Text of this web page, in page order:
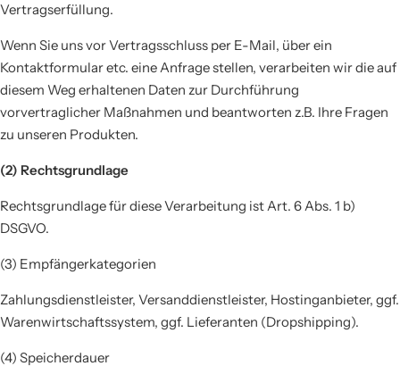
Vertragserfüllung.
Wenn Sie uns vor Vertragsschluss per E-Mail, über ein
Kontaktformular etc. eine Anfrage stellen, verarbeiten wir die auf
diesem Weg erhaltenen Daten zur Durchführung
vorvertraglicher Maßnahmen und beantworten z.B. Ihre Fragen
zu unseren Produkten.
(2) Rechtsgrundlage
Rechtsgrundlage für diese Verarbeitung ist Art. 6 Abs. 1 b)
DSGVO.
(3) Empfängerkategorien
Zahlungsdienstleister, Versanddienstleister, Hostinganbieter, ggf.
Warenwirtschaftssystem, ggf. Lieferanten (Dropshipping).
(4) Speicherdauer